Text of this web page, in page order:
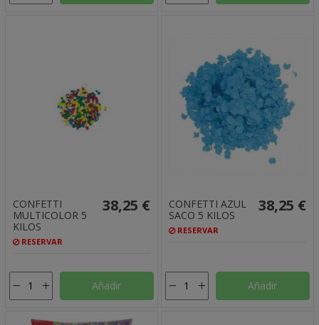
CONFETTI
MULTICOLOR 5
KILOS
RESERVAR
38,25 €
Añadir
CONFETTI AZUL
SACO 5 KILOS
RESERVAR
38,25 €
Añadir